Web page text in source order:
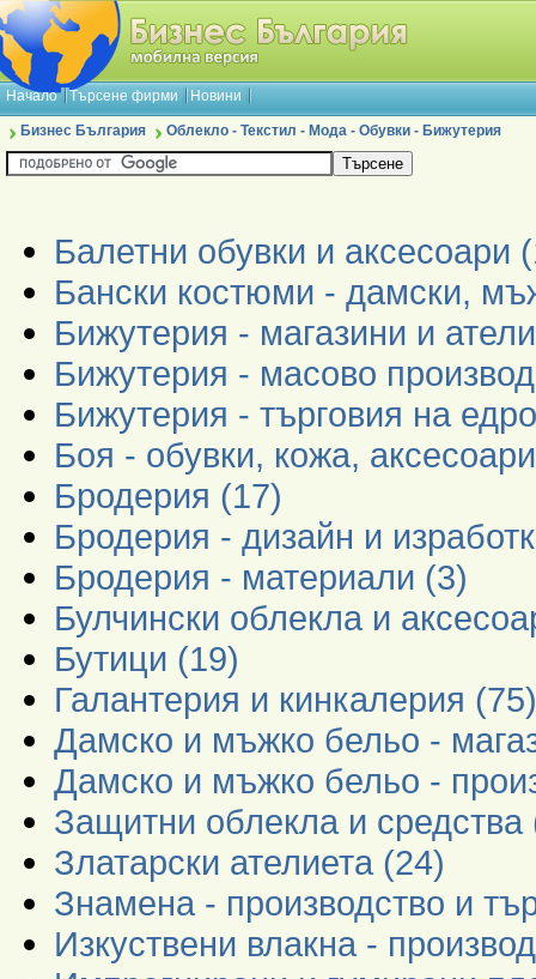
Начало Търсене фирми Новини
Бизнес България Облекло - Текстил - Мода - Обувки - Бижутерия
Балетни обувки и аксесоари
Бански костюми - дамски,
Бижутерия - магазини и
Бижутерия - масово
Бижутерия - търговия на
Боя - обувки, кожа,
Бродерия (17)
Бродерия - дизайн и
Бродерия - материали (3)
Булчински облекла и
Бутици (19)
Галантерия и кинкалерия (75)
Дамско и мъжко бельо -
Дамско и мъжко бельо -
Защитни облекла и средства
Златарски ателиета (24)
Знамена - производство и
Изкуствени влакна -